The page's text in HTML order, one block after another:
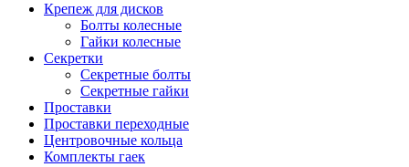
Крепеж для дисков
Болты колесные
Гайки колесные
Секретки
Секретные болты
Секретные гайки
Проставки
Проставки переходные
Центровочные кольца
Комплекты гаек